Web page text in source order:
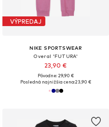
VÝPREDAJ
NIKE SPORTSWEAR
Overal 'FUTURA'
23,90 €
Pôvodne: 29,90 €
Posledná najnižšia cena:23,90 €